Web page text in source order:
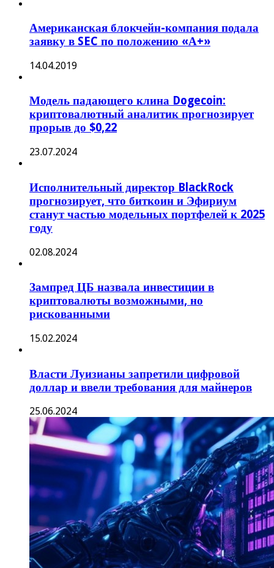
Американская блокчейн-компания подала
заявку в SEC по положению «А+»
14.04.2019
Модель падающего клина Dogecoin:
криптовалютный аналитик прогнозирует
прорыв до $0,22
23.07.2024
Исполнительный директор BlackRock
прогнозирует, что биткоин и Эфириум
станут частью модельных портфелей к 2025
году
02.08.2024
Зампред ЦБ назвала инвестиции в
криптовалюты возможными, но
рискованными
15.02.2024
Власти Луизианы запретили цифровой
доллар и ввели требования для майнеров
25.06.2024